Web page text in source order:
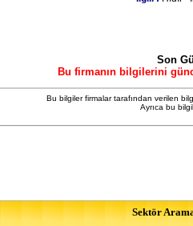
Son
Bu firmanın bilgilerini
Bu bilgiler firmalar tarafından verilen
Ayrıca bu
Sektör